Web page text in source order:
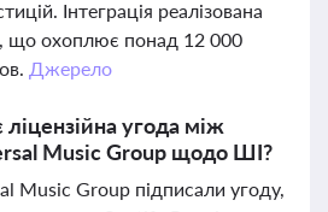
Інтеграція реалізована
що охоплює понад 12 000
Джерело
угода між
Music Group щодо ШІ?
Music Group підписали угоду,